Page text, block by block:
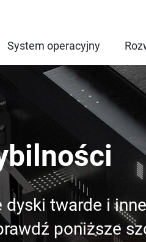
System operacyjny
dyski twarde i
poniższe